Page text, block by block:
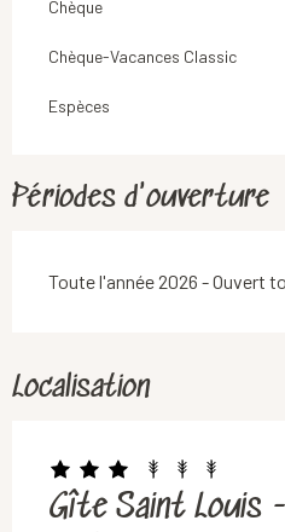
Chèque
Chèque-Vacances Classic
Espèces
Périodes d'ouverture
Toute l'année 2026 - Ouvert
Localisation
Gîte Saint Louis